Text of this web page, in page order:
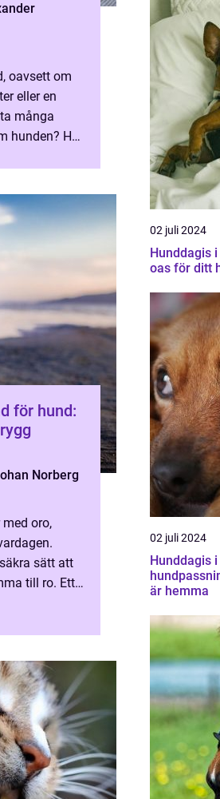
oavsett om
eller en
många
hunden? Hur
för hund:
Norberg
oro,
sätt att
till ro. Ett
02 juli 2024
Hunddagis
oas för ditt
02 juli 2024
Hunddagis
är hemma